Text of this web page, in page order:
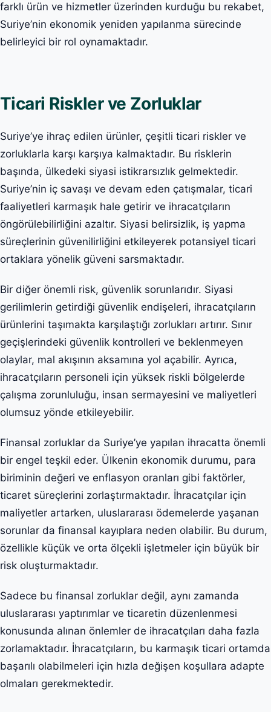
farklı ürün ve hizmetler üzerinden kurduğu bu rekabet,
Suriye’nin ekonomik yeniden yapılanma sürecinde
belirleyici bir rol oynamaktadır.
Ticari Riskler ve Zorluklar
Suriye’ye ihraç edilen ürünler, çeşitli ticari riskler ve
zorluklarla karşı karşıya kalmaktadır. Bu risklerin
başında, ülkedeki siyasi istikrarsızlık gelmektedir.
Suriye’nin iç savaşı ve devam eden çatışmalar, ticari
faaliyetleri karmaşık hale getirir ve ihracatçıların
öngörülebilirliğini azaltır. Siyasi belirsizlik, iş yapma
süreçlerinin güvenilirliğini etkileyerek potansiyel ticari
ortaklara yönelik güveni sarsmaktadır.
Bir diğer önemli risk, güvenlik sorunlarıdır. Siyasi
gerilimlerin getirdiği güvenlik endişeleri, ihracatçıların
ürünlerini taşımakta karşılaştığı zorlukları artırır. Sınır
geçişlerindeki güvenlik kontrolleri ve beklenmeyen
olaylar, mal akışının aksamına yol açabilir. Ayrıca,
ihracatçıların personeli için yüksek riskli bölgelerde
çalışma zorunluluğu, insan sermayesini ve maliyetleri
olumsuz yönde etkileyebilir.
Finansal zorluklar da Suriye’ye yapılan ihracatta önemli
bir engel teşkil eder. Ülkenin ekonomik durumu, para
biriminin değeri ve enflasyon oranları gibi faktörler,
ticaret süreçlerini zorlaştırmaktadır. İhracatçılar için
maliyetler artarken, uluslararası ödemelerde yaşanan
sorunlar da finansal kayıplara neden olabilir. Bu durum,
özellikle küçük ve orta ölçekli işletmeler için büyük bir
risk oluşturmaktadır.
Sadece bu finansal zorluklar değil, aynı zamanda
uluslararası yaptırımlar ve ticaretin düzenlenmesi
konusunda alınan önlemler de ihracatçıları daha fazla
zorlamaktadır. İhracatçıların, bu karmaşık ticari ortamda
başarılı olabilmeleri için hızla değişen koşullara adapte
olmaları gerekmektedir.